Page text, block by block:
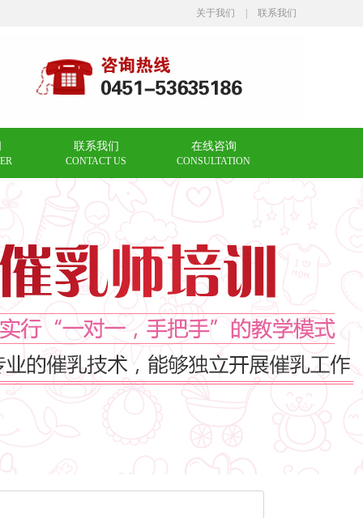
关于我们 联系我们
联系我们
CONTACT US
在线咨询
CONSULTATION